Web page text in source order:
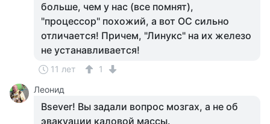
больше, чем у нас (все помнят),
"процессор" похожий, а вот ОС сильно
отличается! Причем, "Линукс" на их железо
не устанавливается!
11 лет
1
Леонид
Bsever! Вы задали вопрос мозгах, а не об
эвакуации каловой массы.